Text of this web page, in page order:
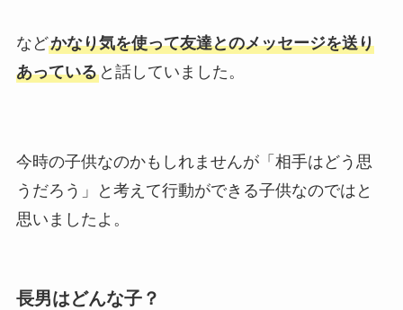
などかなり気を使って友達とのメッセージを送り
あっていると話していました。
今時の子供なのかもしれませんが「相手はどう思
うだろう」と考えて行動ができる子供なのではと
思いましたよ。
長男はどんな子？